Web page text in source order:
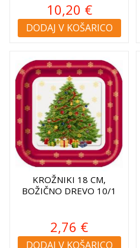
10,20 €
DODAJ V KOŠARICO
KROŽNIKI 18 CM,
BOŽIČNO DREVO 10/1
2,76 €
DODAJ V KOŠARICO